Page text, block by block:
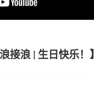
接浪 | 生日快乐！】